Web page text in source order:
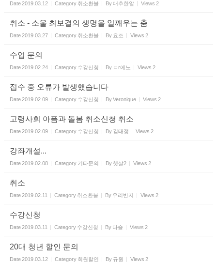
Date2019.03.12 Category 취소환불 By대추한알 Views 2
취소 - 소울 최보결의 생명을 일깨우는 춤
Date2019.03.27 Category 취소환불 By 요조 Views 2
수업 문의
Date2019.02.24 Category 수강신청 By ㅁr에노 Views 2
접수 중 오류가 발생했습니다
Date2019.02.09 Category 수강신청 ByVeronique Views 2
고령사회 아픔과 돌봄 취소신청 취소
Date2019.02.09 Category 수강신청 By 김태정 Views 2
강좌개설...
Date2019.02.08 Category 기타문의 By 햇살2 Views 2
취소
Date2019.02.11 Category 취소환불 By 유리반지 Views 2
수강신청
Date2019.03.11 Category 수강신청 By 다슬 Views 2
20대 청년 할인 문의
Date2019.03.12 Category 회원할인 By 규원 Views 2